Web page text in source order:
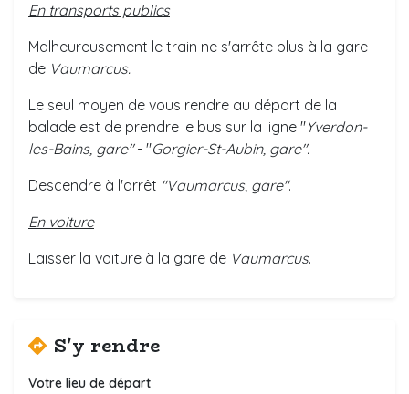
En transports publics
Malheureusement le train ne s'arrête plus à la gare
de Vaumarcus.
Le seul moyen de vous rendre au départ de la
balade est de prendre le bus sur la ligne "Yverdon-
les-Bains, gare"- "Gorgier-St-Aubin, gare".
Descendre à l'arrêt "Vaumarcus, gare".
En voiture
Laisser la voiture à la gare de Vaumarcus.
S'y rendre
Votre lieu de départ